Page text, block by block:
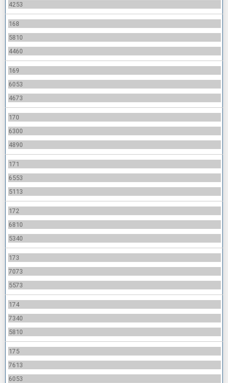
4253
168
5810
4460
169
6053
4673
170
6300
4890
171
6553
5113
172
6810
5340
173
7073
5573
174
7340
5810
175
7613
6053